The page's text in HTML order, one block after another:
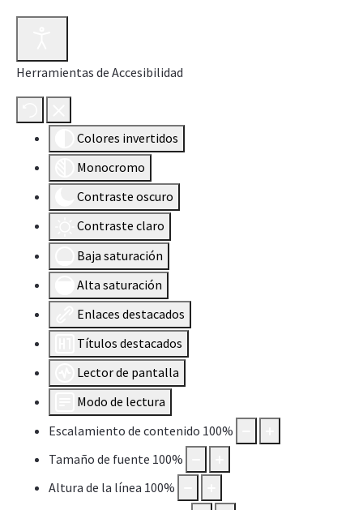
Herramientas de Accesibilidad
Colores invertidos
Monocromo
Contraste oscuro
Contraste claro
Baja saturación
Alta saturación
Enlaces destacados
Títulos destacados
Lector de pantalla
Modo de lectura
Escalamiento de contenido 100%
Tamaño de fuente 100%
Altura de la línea 100%